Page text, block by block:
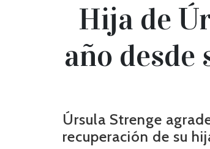
Hija de
año
Úrsula Strenge
recuperación de su